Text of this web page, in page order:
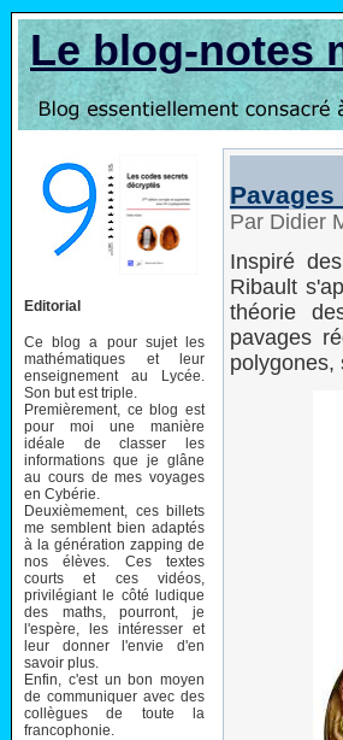
Le blog-notes
Editorial
Ce blog a pour sujet les
mathématiques et leur
enseignement au Lycée.
Son but est triple.
Premièrement, ce blog est
pour moi une manière
idéale de classer les
informations que je glâne
au cours de mes voyages
en Cybérie.
Deuxièmement, ces billets
me semblent bien adaptés
à la génération zapping de
nos élèves. Ces textes
courts et ces vidéos,
privilégiant le côté ludique
des maths, pourront, je
l'espère, les intéresser et
leur donner l'envie d'en
savoir plus.
Enfin, c'est un bon moyen
de communiquer avec des
collègues de toute la
francophonie.
Par Didier
Inspiré
Ribault
théorie
pavages